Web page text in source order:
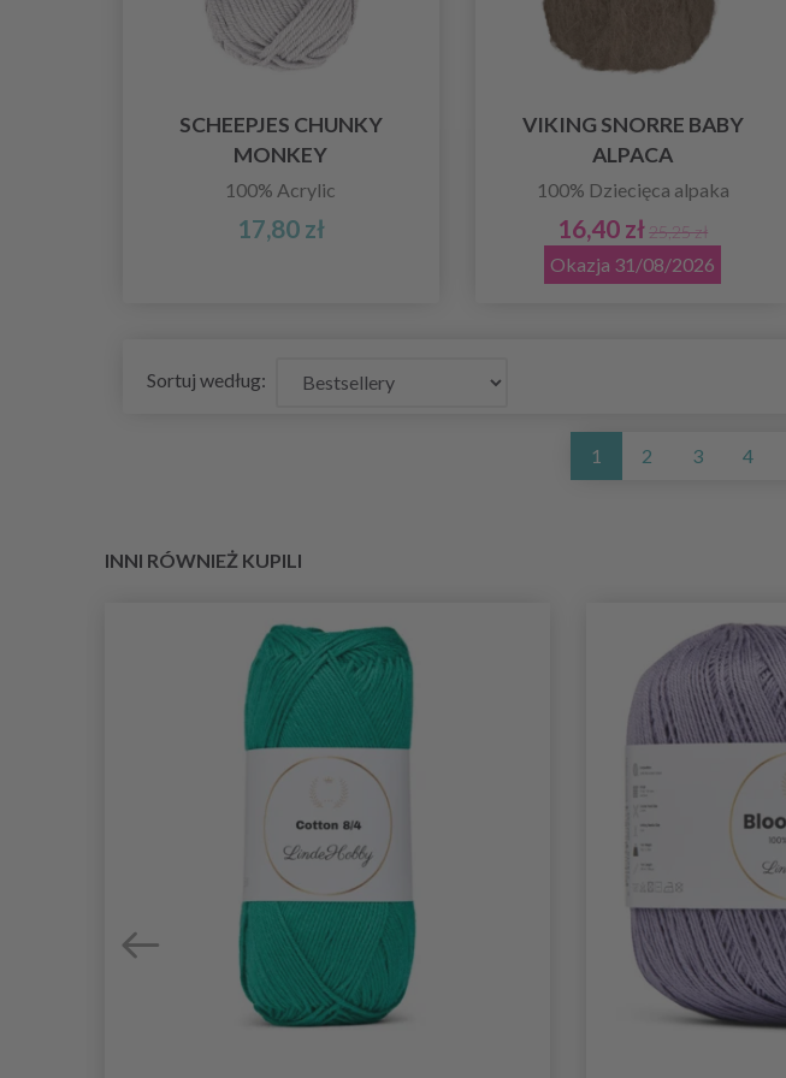
SCHEEPJES CHUNKY
MONKEY
100% Acrylic
17,80 zł
VIKING SNORRE BABY
ALPACA
100% Dziecięca alpaka
16,40 zł25,25 zł
Okazja 31/08/2026
Sortuj według:
1 2 3 4
INNI RÓWNIEŻ KUPILI